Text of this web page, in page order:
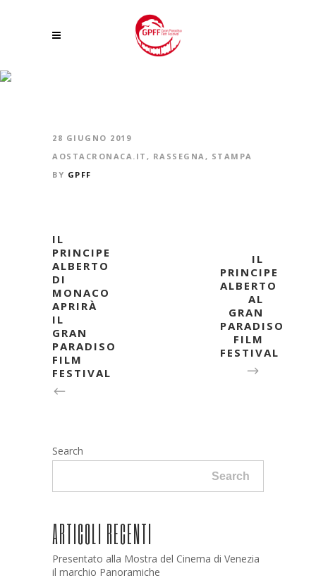
28 GIUGNO 2019
AOSTACRONACA.IT , RASSEGNA, STAMPA
BY GPFF
IL
PRINCIPE
ALBERTO
DI
MONACO
APRIRÀ
IL
GRAN
PARADISO
FILM
FESTIVAL
IL
PRINCIPE
ALBERTO
AL
GRAN
PARADISO
FILM
FESTIVAL
Search
Search
ARTICOLI RECENTI
Presentato alla Mostra del Cinema di Venezia
il marchio Panoramiche